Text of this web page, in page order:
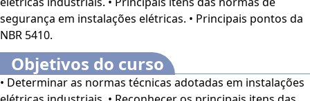
ainda, os principais pontos danorma NBR 5410. O curso é
direcionado para estudantes de Engenharia, além de
interessados no assunto.
recursos de acessibilidade: cores em alto contraste,
aumento de fonte e tradução automática mediante a
Língua Brasileira de Sinais (Libras). Para ativar esses
segurança em instalações elétricas. • Principais pontos da
NBR 5410.
Objetivos do curso
• Determinar as normas técnicas adotadas em instalações